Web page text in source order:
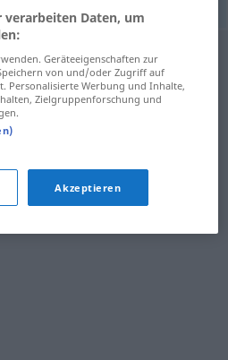
Daten, um
Geräteeigenschaften zur
von und/oder Zugriff auf
Personalisierte Werbung und Inhalte,
Zielgruppenforschung und
Akzeptieren